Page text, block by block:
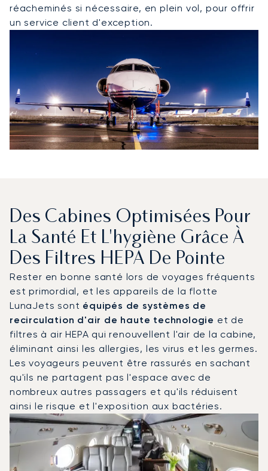
réacheminés si nécessaire, en plein vol, pour offrir
un service client d'exception.
Des Cabines Optimisées Pour
La Santé Et L'hygiène Grâce À
Des Filtres HEPA De Pointe
Rester en bonne santé lors de voyages fréquents
est primordial, et les appareils de la flotte
LunaJets sont équipés de systèmes de
recirculation d'air de haute technologie et de
filtres à air HEPA qui renouvellent l'air de la cabine,
éliminant ainsi les allergies, les virus et les germes.
Les voyageurs peuvent être rassurés en sachant
qu'ils ne partagent pas l'espace avec de
nombreux autres passagers et qu'ils réduisent
ainsi le risque et l'exposition aux bactéries.